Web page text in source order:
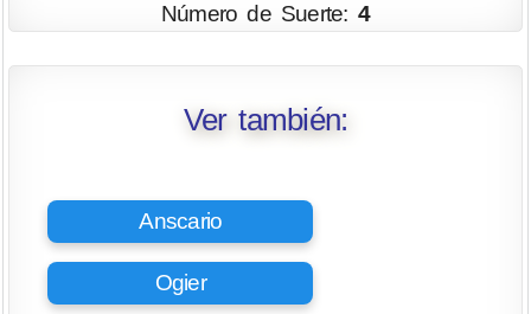
Número de Suerte: 4
Ver también:
Anscario
Ogier